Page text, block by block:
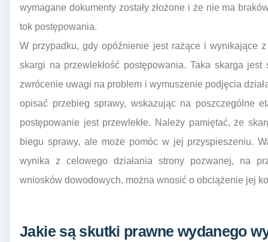
wymagane dokumenty zostały złożone i że nie ma
tok postępowania.
W przypadku, gdy opóźnienie jest rażące i wynikające
skargi na przewlekłość postępowania. Taka skarga
zwrócenie uwagi na problem i wymuszenie podjęcia
opisać przebieg sprawy, wskazując na poszczególne
postępowanie jest przewlekłe. Należy pamiętać, że
biegu sprawy, ale może pomóc w jej przyspieszeniu.
wynika z celowego działania strony pozwanej, na
wniosków dowodowych, można wnosić o obciążenie jej
Jakie są skutki prawne wydanego